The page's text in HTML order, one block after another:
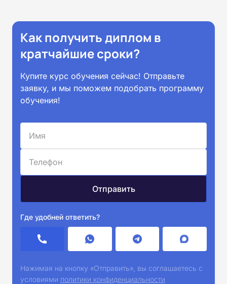
Как получить диплом в
кратчайшие сроки?
Купите курс обучения сейчас! Отправьте
заявку, и мы поможем подобрать программу
обучения!
Где удобней ответить?
Нажимая на кнопку «Отправить», вы соглашаетесь с
условиями политики конфиденциальности